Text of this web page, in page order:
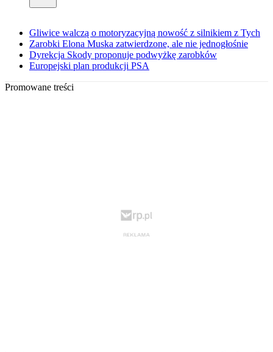
Gliwice walczą o motoryzacyjną nowość z silnikiem z Tych
Zarobki Elona Muska zatwierdzone, ale nie jednogłośnie
Dyrekcja Skody proponuje podwyżkę zarobków
Europejski plan produkcji PSA
Promowane treści